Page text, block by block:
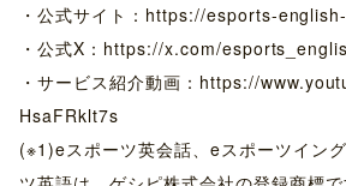
・公式サイト：https://esports-
・公式X：https://x.com/
・サービス紹介動画：https://
HsaFRklt7s
(※1)eスポーツ英会話、eスポーツイング